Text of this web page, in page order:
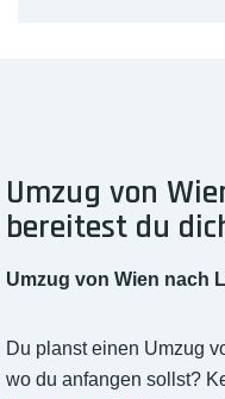
Umzug von
bereitest du
Umzug von Wien nach
Du planst einen Umzug
wo du anfangen sollst?